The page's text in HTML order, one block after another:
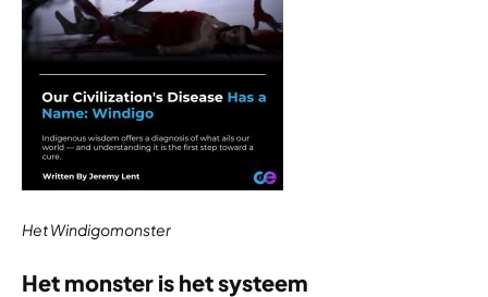
Het Windigomonster
Het monster is het systeem